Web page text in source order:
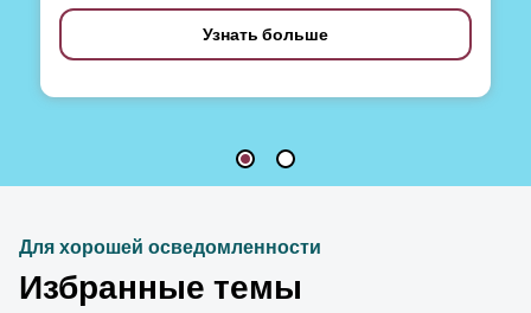
Узнать больше
Для хорошей осведомленности
Избранные темы